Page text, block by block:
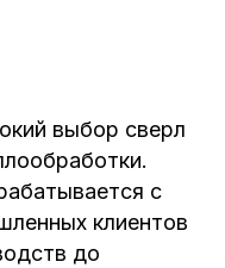
выбор сверл
с
клиентов
до